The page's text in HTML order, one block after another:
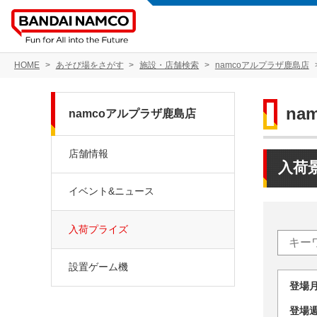
HOME あそび場をさがす 施設・店舗検索 namcoアルプラザ鹿島店
入荷
登
登
namcoアルプラザ鹿島店
店舗情報
イベント&ニュース
入荷プライズ
設置ゲーム機